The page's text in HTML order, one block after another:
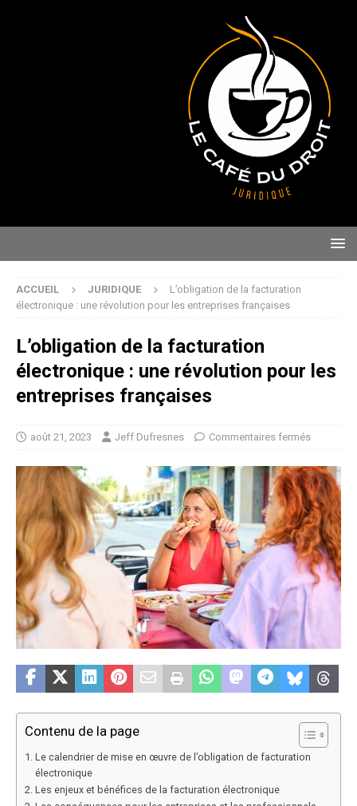
ACCUEIL JURIDIQUE
L’obligation de la facturation
électronique : une révolution pour les entreprises françaises
L’obligation de la facturation
électronique : une révolution pour les
entreprises françaises
août 21, 2023 Jeff Dufresnes Commentaires fermés
Contenu de la page
Le calendrier de mise en œuvre de l’obligation de facturation
électronique
Les enjeux et bénéfices de la facturation électronique